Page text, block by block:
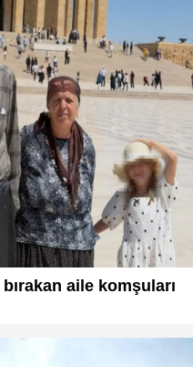
aile komşuları